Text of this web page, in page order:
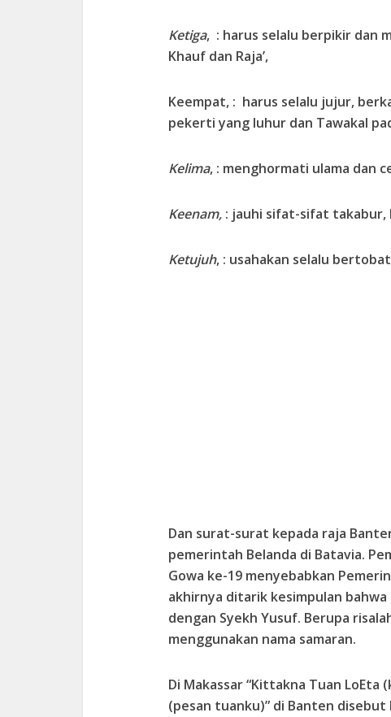
Ketiga, : harus selalu berpikir dan
Khauf dan Raja’,
Keempat, : harus selalu jujur,
pekerti yang luhur dan Tawakal
Kelima, : menghormati ulama dan
Keenam, : jauhi sifat-sifat takabur,
Ketujuh, : usahakan selalu
Dan surat-surat kepada raja
pemerintah Belanda di Batavia.
Gowa ke-19 menyebabkan
akhirnya ditarik kesimpulan
dengan Syekh Yusuf. Berupa
menggunakan nama samaran.
Di Makassar “Kittakna Tuan LoEta
(pesan tuanku)” di Banten disebut